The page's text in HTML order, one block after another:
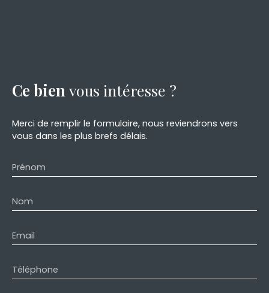
Ce bien vous intéresse ?
Merci de remplir le formulaire, nous reviendrons vers
vous dans les plus brefs délais.
Prénom
Nom
Email
Téléphone